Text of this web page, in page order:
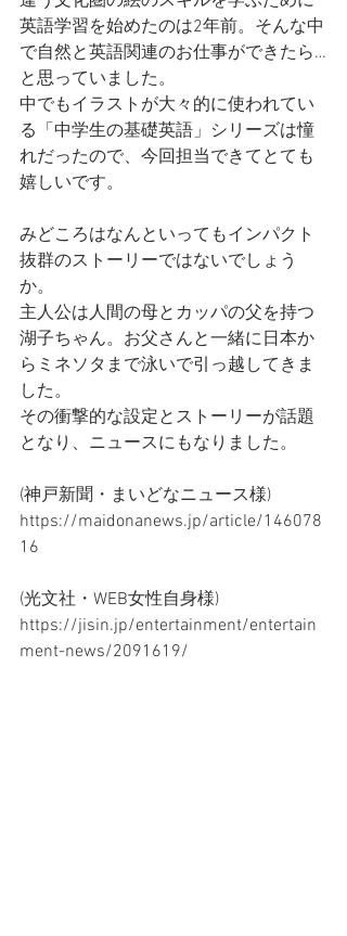
英語学習を始めたのは2年前。そんな中
で自然と英語関連のお仕事ができたら…
と思っていました。
中でもイラストが大々的に使われてい
る「中学生の基礎英語」シリーズは憧
れだったので、今回担当できてとても
嬉しいです。
みどころはなんといってもインパクト
抜群のストーリーではないでしょう
か。
主人公は人間の母とカッパの父を持つ
湖子ちゃん。お父さんと一緒に日本か
らミネソタまで泳いで引っ越してきま
した。
その衝撃的な設定とストーリーが話題
となり、ニュースにもなりました。
(神戸新聞・まいどなニュース様)
https://maidonanews.jp/article/146078
16
(光文社・WEB女性自身様)
https://jisin.jp/entertainment/entertain
ment-news/2091619/